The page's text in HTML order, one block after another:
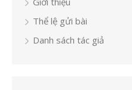
Thể lệ gửi bài
Danh sách tác giả